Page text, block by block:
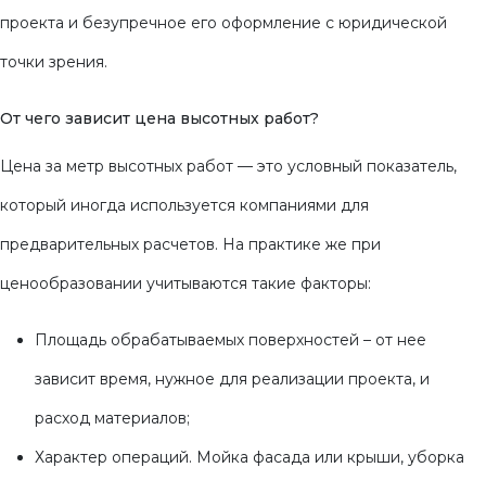
проекта и безупречное его оформление с юридической
точки зрения.
От чего зависит цена высотных работ?
Цена за метр высотных работ — это условный показатель,
который иногда используется компаниями для
предварительных расчетов. На практике же при
ценообразовании учитываются такие факторы:
Площадь обрабатываемых поверхностей – от нее
зависит время, нужное для реализации проекта, и
расход материалов;
Характер операций. Мойка фасада или крыши, уборка